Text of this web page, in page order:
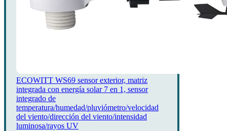
ECOWITT WS69 sensor exterior, matriz
integrada con energía solar 7 en 1, sensor
integrado de
temperatura/humedad/pluviómetro/velocidad
del viento/dirección del viento/intensidad
luminosa/rayos UV